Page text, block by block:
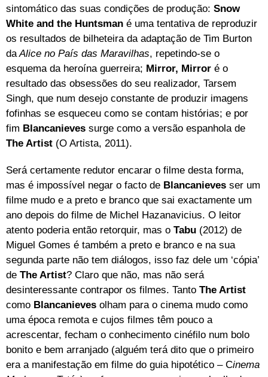
sintomático das suas condições de produção: Snow
White and the Huntsman é uma tentativa de reproduzir
os resultados de bilheteira da adaptação de Tim Burton
daAlice no País das Maravilhas, repetindo-se o
esquema da heroína guerreira; Mirror, Mirror é o
resultado das obsessões do seu realizador, Tarsem
Singh, que num desejo constante de produzir imagens
fofinhas se esqueceu como se contam histórias; e por
fim Blancanieves surge como a versão espanhola de
The Artist (O Artista, 2011).
Será certamente redutor encarar o filme desta forma,
mas é impossível negar o facto de Blancanieves ser um
filme mudo e a preto e branco que sai exactamente um
ano depois do filme de Michel Hazanavicius. O leitor
atento poderia então retorquir, mas o Tabu (2012) de
Miguel Gomes é também a preto e branco e na sua
segunda parte não tem diálogos, isso faz dele um ‘cópia’
de The Artist? Claro que não, mas não será
desinteressante contrapor os filmes. Tanto The Artist
como Blancanieves olham para o cinema mudo como
uma época remota e cujos filmes têm pouco a
acrescentar, fecham o conhecimento cinéfilo num bolo
bonito e bem arranjado (alguém terá dito que o primeiro
era a manifestação em filme do guia hipotético – Cinema